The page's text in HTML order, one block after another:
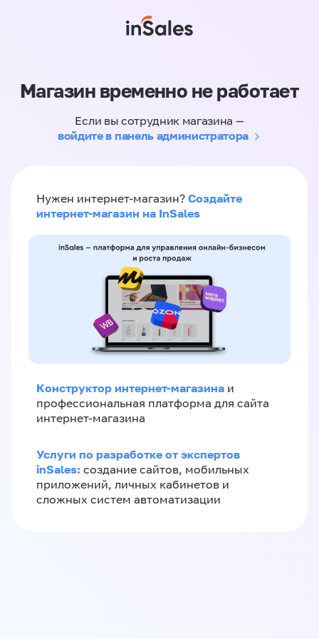
Магазин временно не работает
Если вы сотрудник магазина —
войдите в панель администратора
Нужен интернет-магазин? Создайте
интернет-магазин на InSales
Конструктор интернет-магазина и
профессиональная платформа для сайта
интернет-магазина
Услуги по разработке от экспертов
inSales: создание сайтов, мобильных
приложений, личных кабинетов и
сложных систем автоматизации